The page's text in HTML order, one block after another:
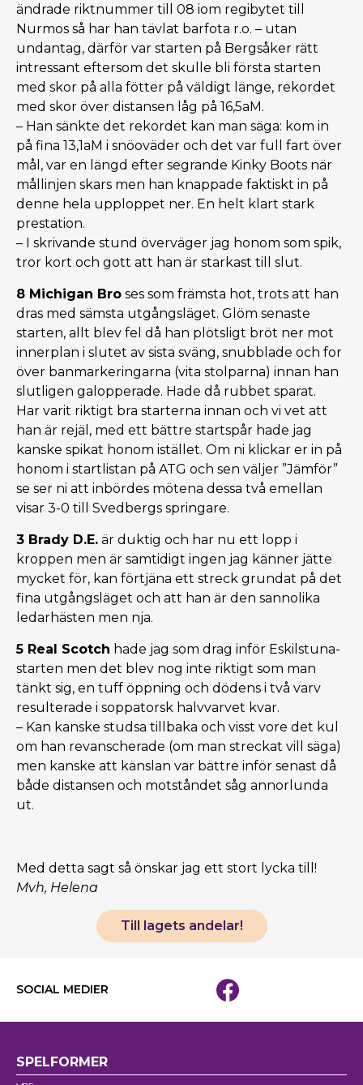
ändrade riktnummer till 08 iom regibytet till
Nurmos så har han tävlat barfota r.o. – utan
undantag, därför var starten på Bergsåker rätt
intressant eftersom det skulle bli första starten
med skor på alla fötter på väldigt länge, rekordet
med skor över distansen låg på 16,5aM.
– Han sänkte det rekordet kan man säga: kom in
på fina 13,1aM i snöoväder och det var full fart över
mål, var en längd efter segrande Kinky Boots när
mållinjen skars men han knappade faktiskt in på
denne hela upploppet ner. En helt klart stark
prestation.
– I skrivande stund överväger jag honom som spik,
tror kort och gott att han är starkast till slut.
8 Michigan Bro ses som främsta hot, trots att han
dras med sämsta utgångsläget. Glöm senaste
starten, allt blev fel då han plötsligt bröt ner mot
innerplan i slutet av sista sväng, snubblade och for
över banmarkeringarna (vita stolparna) innan han
slutligen galopperade. Hade då rubbet sparat.
Har varit riktigt bra starterna innan och vi vet att
han är rejäl, med ett bättre startspår hade jag
kanske spikat honom istället. Om ni klickar er in på
honom i startlistan på ATG och sen väljer ”Jämför”
se ser ni att inbördes mötena dessa två emellan
visar 3-0 till Svedbergs springare.
3 Brady D.E. är duktig och har nu ett lopp i
kroppen men är samtidigt ingen jag känner jätte
mycket för, kan förtjäna ett streck grundat på det
fina utgångsläget och att han är den sannolika
ledarhästen men nja.
5 Real Scotch hade jag som drag inför Eskilstuna-
starten men det blev nog inte riktigt som man
tänkt sig, en tuff öppning och dödens i två varv
resulterade i soppatorsk halvvarvet kvar.
– Kan kanske studsa tillbaka och visst vore det kul
om han revanscherade (om man streckat vill säga)
men kanske att känslan var bättre inför senast då
både distansen och motståndet såg annorlunda
ut.
Med detta sagt så önskar jag ett stort lycka till!
Mvh, Helena
Till lagets andelar!
SOCIAL MEDIER
SPELFORMER